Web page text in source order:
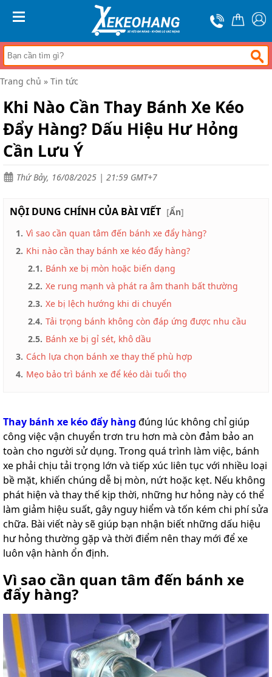
Trang
chủ
Xe
đẩy
hàng
Xe
tay
Bánh
xe
đẩy
hiệu
tức
Liên
Trang chủ » Tin tức
Khi Nào Cần Thay Bánh Xe Kéo
Đẩy Hàng? Dấu Hiệu Hư Hỏng
Cần Lưu Ý
Thứ Bảy, 16/08/2025 | 21:59 GMT+7
NỘI DUNG CHÍNH CỦA BÀI VIẾT [Ẩn]
1. Vì sao cần quan tâm đến bánh xe đẩy hàng?
2. Khi nào cần thay bánh xe kéo đẩy hàng?
2.1. Bánh xe bị mòn hoặc biến dạng
2.2. Xe rung mạnh và phát ra âm thanh bất thường
2.3. Xe bị lệch hướng khi di chuyển
2.4. Tải trọng bánh không còn đáp ứng được nhu cầu
2.5. Bánh xe bị gỉ sét, khô dầu
3. Cách lựa chọn bánh xe thay thế phù hợp
4. Mẹo bảo trì bánh xe để kéo dài tuổi thọ
Thay bánh xe kéo đẩy hàng đúng lúc không chỉ giúp
công việc vận chuyển trơn tru hơn mà còn đảm bảo an
toàn cho người sử dụng. Trong quá trình làm việc, bánh
xe phải chịu tải trọng lớn và tiếp xúc liên tục với nhiều loại
bề mặt, khiến chúng dễ bị mòn, nứt hoặc kẹt. Nếu không
phát hiện và thay thế kịp thời, những hư hỏng này có thể
làm giảm hiệu suất, gây nguy hiểm và tốn kém chi phí sửa
chữa. Bài viết này sẽ giúp bạn nhận biết những dấu hiệu
hư hỏng thường gặp và thời điểm nên thay mới để xe
luôn vận hành ổn định.
Vì sao cần quan tâm đến bánh xe
đẩy hàng?